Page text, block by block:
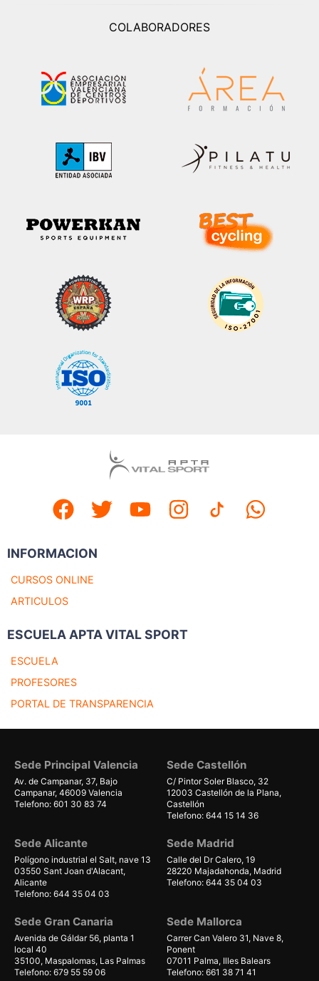
COLABORADORES
INFORMACION
CURSOS ONLINE
ARTICULOS
ESCUELA APTA VITAL SPORT
ESCUELA
PROFESORES
PORTAL DE TRANSPARENCIA
Sede Principal Valencia
Av. de Campanar, 37, Bajo
Campanar, 46009 Valencia
Telefono: 601 30 83 74
Sede Castellón
C/ Pintor Soler Blasco, 32
12003 Castellón de la Plana,
Castellón
Telefono: 644 15 14 36
Sede Alicante
Polígono industrial el Salt, nave 13
03550 Sant Joan d'Alacant,
Alicante
Telefono: 644 35 04 03
Sede Madrid
Calle del Dr Calero, 19
28220 Majadahonda, Madrid
Telefono: 644 35 04 03
Sede Gran Canaria
Avenida de Gáldar 56, planta 1
local 40
35100, Maspalomas, Las Palmas
Telefono: 679 55 59 06
Sede Mallorca
Carrer Can Valero 31, Nave 8,
Ponent
07011 Palma, Illes Balears
Telefono: 661 38 71 41